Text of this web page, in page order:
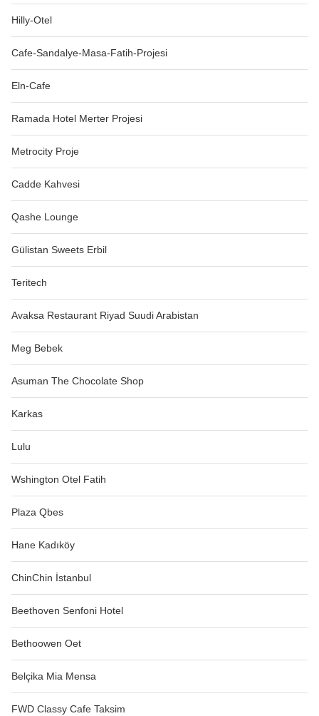
Hilly-Otel
Cafe-Sandalye-Masa-Fatih-Projesi
Eln-Cafe
Ramada Hotel Merter Projesi
Metrocity Proje
Cadde Kahvesi
Qashe Lounge
Gülistan Sweets Erbil
Teritech
Avaksa Restaurant Riyad Suudi Arabistan
Meg Bebek
Asuman The Chocolate Shop
Karkas
Lulu
Wshington Otel Fatih
Plaza Qbes
Hane Kadıköy
ChinChin İstanbul
Beethoven Senfoni Hotel
Bethoowen Oet
Belçika Mia Mensa
FWD Classy Cafe Taksim